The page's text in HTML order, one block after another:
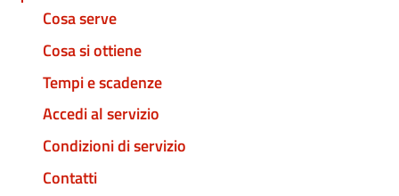
Cosa serve
Cosa si ottiene
Tempi e scadenze
Accedi al servizio
Condizioni di servizio
Contatti